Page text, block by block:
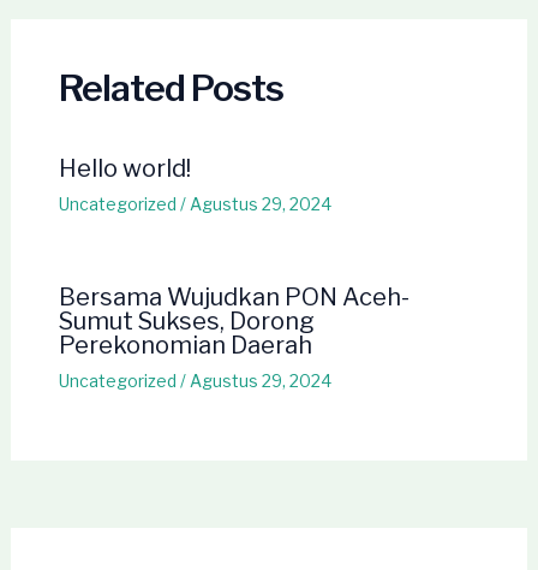
Related Posts
Hello world!
Uncategorized / Agustus 29, 2024
Bersama Wujudkan PON Aceh-
Sumut Sukses, Dorong
Perekonomian Daerah
Uncategorized / Agustus 29, 2024